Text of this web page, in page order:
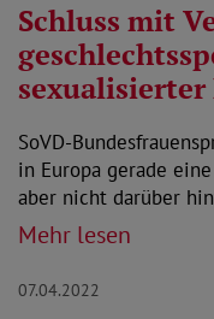
Schluss mit
SoVD-
in Europa gerade
aber nicht darüber
Mehr lesen
07.04.2022